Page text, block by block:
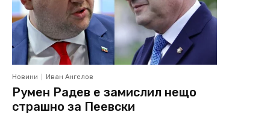
Новини Иван Ангелов
Румен Радев е замислил нещо
страшно за Пеевски